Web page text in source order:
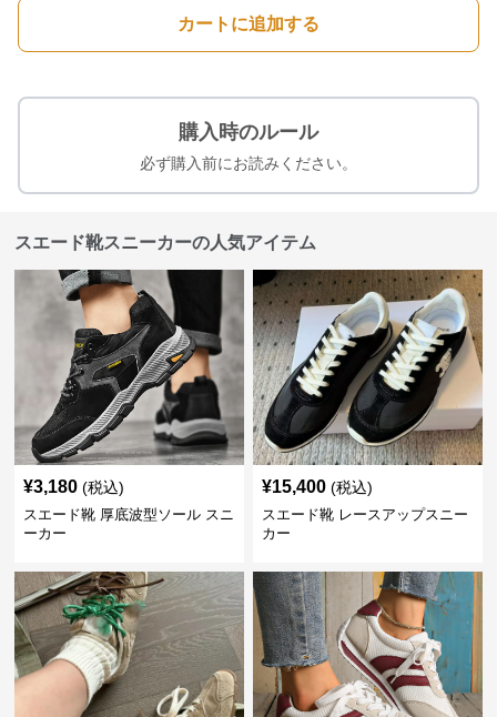
カートに追加する
購入時のルール
必ず購入前にお読みください。
スエード靴スニーカーの人気アイテム
¥3,180 (税込)
スエード靴 厚底波型ソール スニ
ーカー
¥15,400 (税込)
スエード靴 レースアップスニー
カー